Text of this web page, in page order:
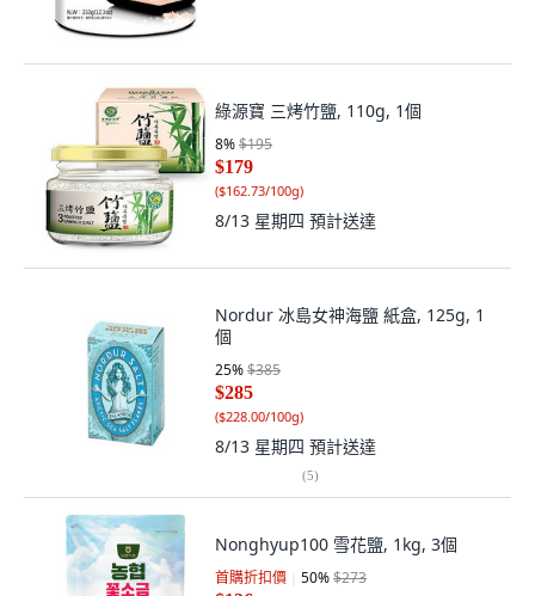
綠源寶 三烤竹鹽, 110g, 1個
8%$195
$179
($162.73/100g)
8/13 星期四 預計送達
Nordur 冰島女神海鹽 紙盒, 125g, 1
個
25%$385
$285
($228.00/100g)
8/13 星期四 預計送達
(5)
Nonghyup100 雪花鹽, 1kg, 3個
首購折扣價 50%$273